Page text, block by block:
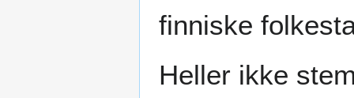
finniske
Heller ikke